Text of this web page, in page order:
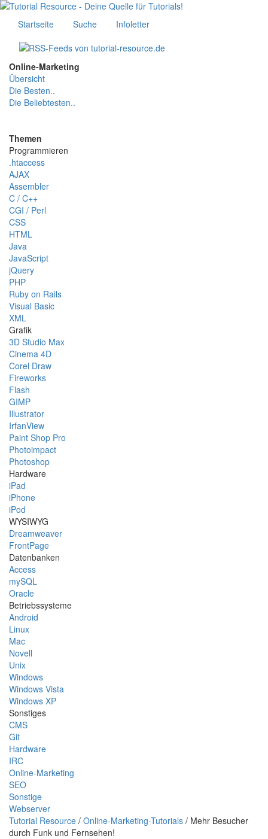
Startseite Suche Infoletter
Online-Marketing
Übersicht
Die Besten..
Die Beliebtesten..
Themen
Programmieren
.htaccess
AJAX
Assembler
C / C++
CGI / Perl
CSS
HTML
Java
JavaScript
jQuery
PHP
Ruby on Rails
Visual Basic
XML
Grafik
3D Studio Max
Cinema 4D
Corel Draw
Fireworks
Flash
GIMP
Illustrator
IrfanView
Paint Shop Pro
Photoimpact
Photoshop
Hardware
iPad
iPhone
iPod
WYSIWYG
Dreamweaver
FrontPage
Datenbanken
Access
mySQL
Oracle
Betriebssysteme
Android
Linux
Mac
Novell
Unix
Windows
Windows Vista
Windows XP
Sonstiges
CMS
Git
Hardware
IRC
Online-Marketing
SEO
Sonstige
Webserver
Tutorial Resource / Online-Marketing-Tutorials / Mehr Besucher
durch Funk und Fernsehen!